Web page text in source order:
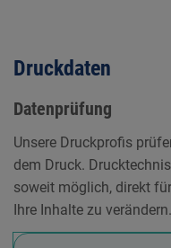
Druckdaten
Datenprüfung
Unsere Druckprofis
dem Druck.
soweit möglich, direkt
Ihre Inhalte zu